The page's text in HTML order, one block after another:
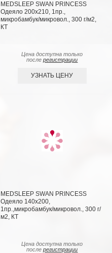
MEDSLEEP SWAN PRINCESS
Одеяло 200х210, 1пр.,
микробамбук/микровол., 300 г/м2,
КТ
Цена доступна только
послерегистрации
УЗНАТЬ ЦЕНУ
MEDSLEEP SWAN PRINCESS
Одеяло 140х200,
1пр.,микробамбук/микровол., 300 г/
м2, КТ
Цена доступна только
послерегистрации